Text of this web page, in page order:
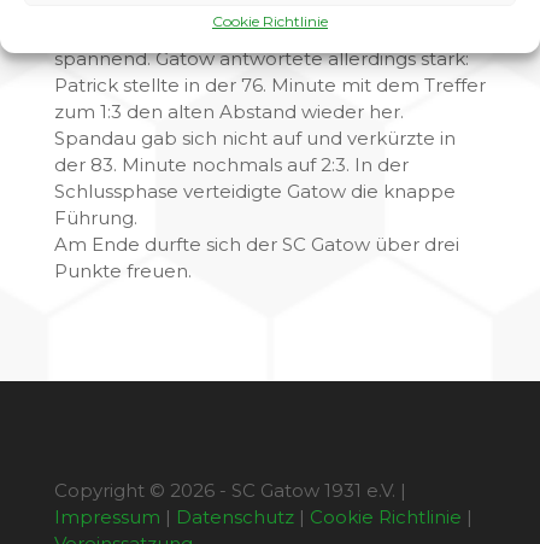
Cookie Richtlinie
dennoch das 1:2 und die Partie wurde wieder
spannend. Gatow antwortete allerdings stark:
Patrick stellte in der 76. Minute mit dem Treffer
zum 1:3 den alten Abstand wieder her.
Spandau gab sich nicht auf und verkürzte in
der 83. Minute nochmals auf 2:3. In der
Schlussphase verteidigte Gatow die knappe
Führung.
Am Ende durfte sich der SC Gatow über drei
Punkte freuen.
Copyright © 2026 - SC Gatow 1931 e.V. |
Impressum | Datenschutz| Cookie Richtlinie |